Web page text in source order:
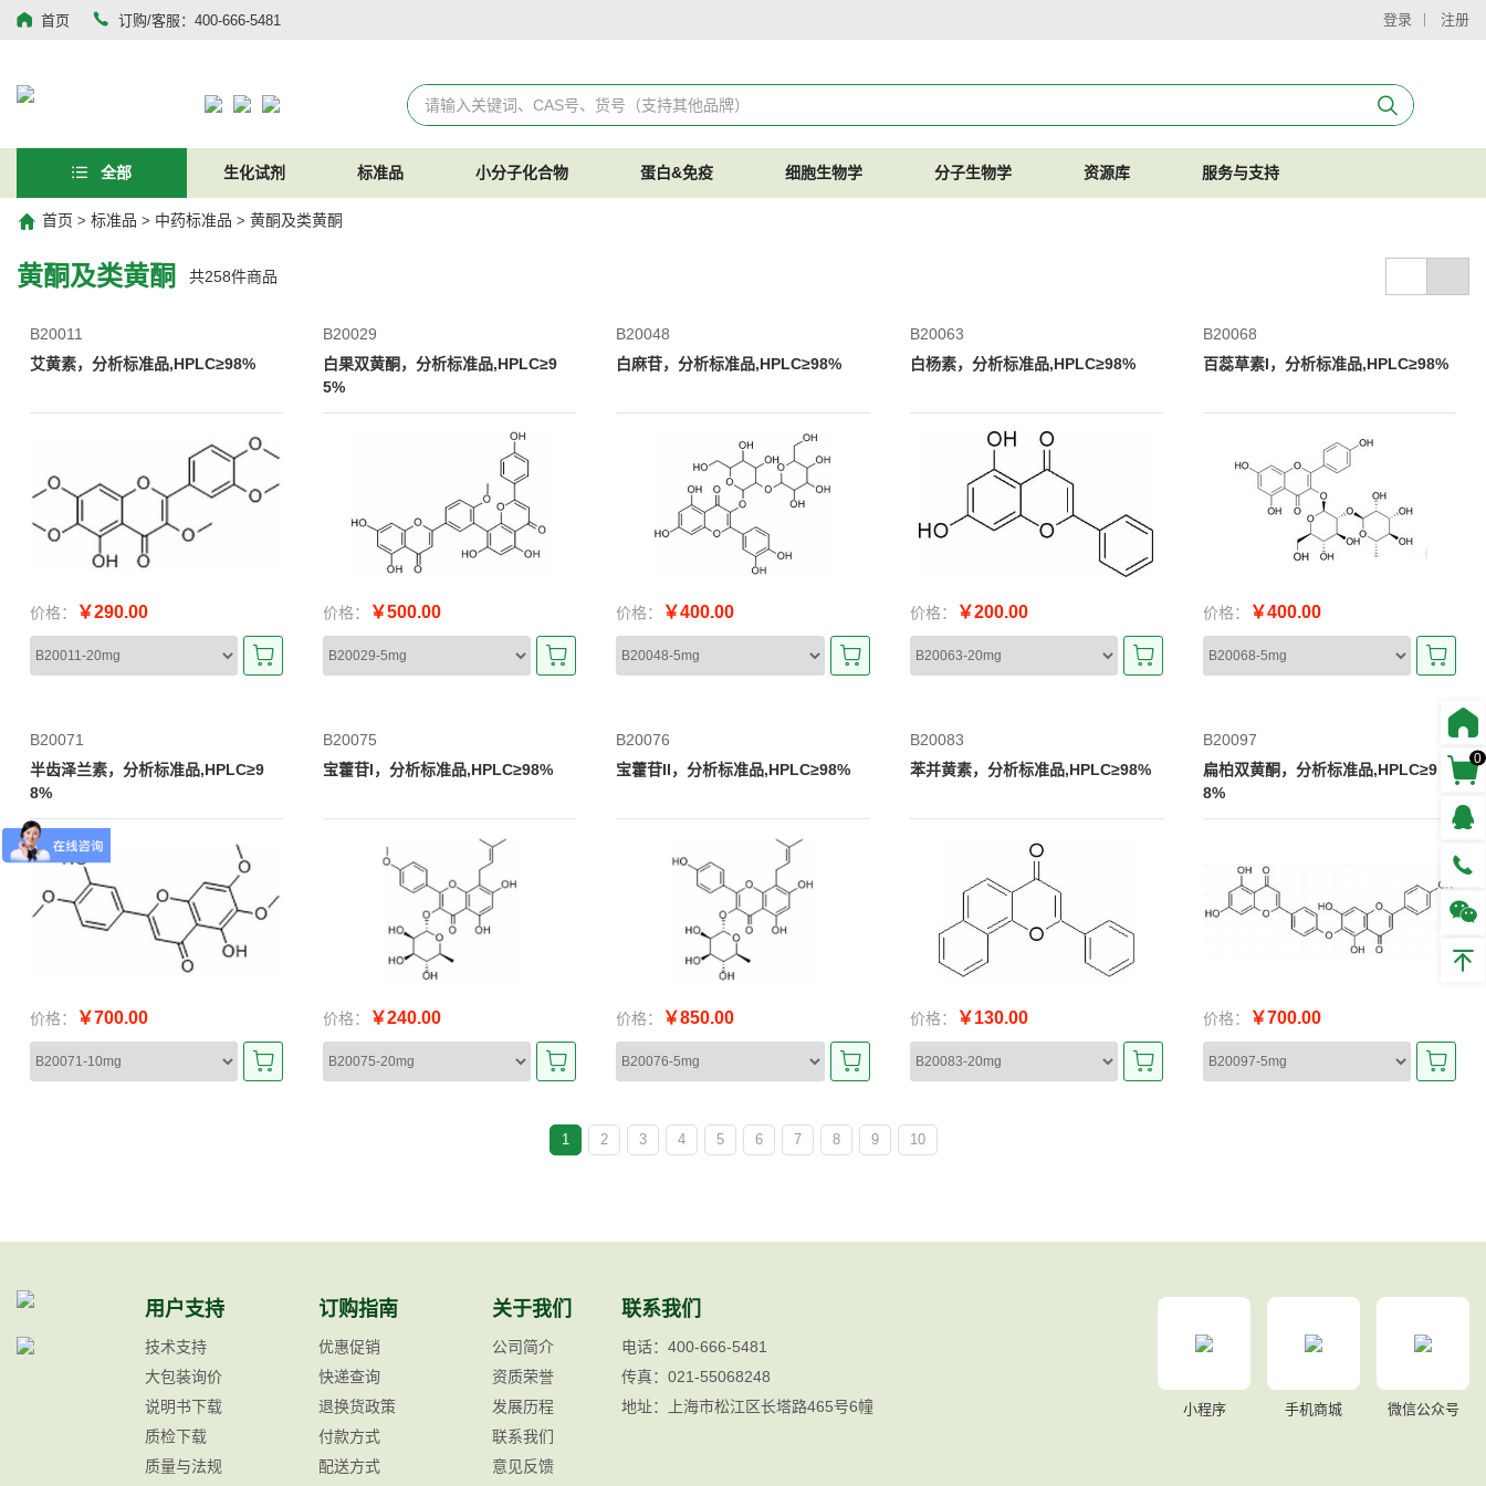
首页 订购/客服：400-666-5481 登录 注册
全部 生化试剂 标准品 小分子化合物 蛋白&免疫 细胞生物学 分子生物学 资源库 服务与支持
首页 > 标准品 > 中药标准品 > 黄酮及类黄酮
黄酮及类黄酮 共258件商品
B20011
艾黄素，分析标准品,HPLC≥98%
价格： ￥290.00
B20029
白果双黄酮，分析标准品,HPLC≥9
5%
价格： ￥500.00
B20048
白麻苷，分析标准品,HPLC≥98%
价格： ￥400.00
B20063
白杨素，分析标准品,HPLC≥98%
价格： ￥200.00
B20068
百蕊草素I，分析标准品,HPLC≥98%
价格： ￥400.00
B20071
半齿泽兰素，分析标准品,HPLC≥9
8%
价格： ￥700.00
B20075
宝藿苷I，分析标准品,HPLC≥98%
价格： ￥240.00
B20076
宝藿苷II，分析标准品,HPLC≥98%
价格： ￥850.00
B20083
苯并黄素，分析标准品,HPLC≥98%
价格： ￥130.00
B20097
扁柏双黄酮，分析标准品,HPLC≥9
8%
价格： ￥700.00
1 2 3 4 5 6 7 8 9 10
用户支持
技术支持
大包装询价
说明书下载
质检下载
质量与法规
订购指南
优惠促销
快递查询
退换货政策
付款方式
配送方式
关于我们
公司简介
资质荣誉
发展历程
联系我们
意见反馈
联系我们
电话：400-666-5481
传真：021-55068248
地址：上海市松江区长塔路465号6幢
小程序 手机商城 微信公众号
0